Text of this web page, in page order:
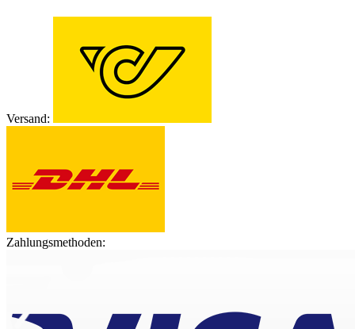
Versand:
Zahlungsmethoden: